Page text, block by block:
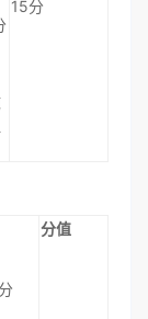
15分
分值